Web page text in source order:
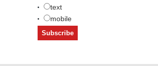
text
mobile